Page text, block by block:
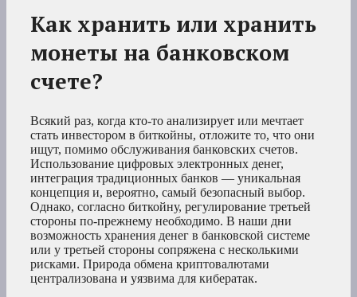
Как хранить или хранить
монеты на банковском
счете?
Всякий раз, когда кто-то анализирует или мечтает
стать инвестором в биткойны, отложите то, что они
ищут, помимо обслуживания банковских счетов.
Использование цифровых электронных денег,
интеграция традиционных банков — уникальная
концепция и, вероятно, самый безопасный выбор.
Однако, согласно биткойну, регулирование третьей
стороны по-прежнему необходимо. В наши дни
возможность хранения денег в банковской системе
или у третьей стороны сопряжена с несколькими
рисками. Природа обмена криптовалютами
централизована и уязвима для кибератак.